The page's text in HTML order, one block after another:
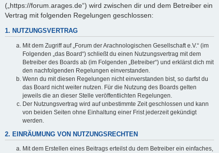
(„https://forum.arages.de“) wird zwischen dir und dem Betreiber ein
Vertrag mit folgenden Regelungen geschlossen:
1. NUTZUNGSVERTRAG
Mit dem Zugriff auf „Forum der Arachnologischen Gesellschaft e.V.“ (im
Folgenden „das Board“) schließt du einen Nutzungsvertrag mit dem
Betreiber des Boards ab (im Folgenden „Betreiber“) und erklärst dich mit
den nachfolgenden Regelungen einverstanden.
Wenn du mit diesen Regelungen nicht einverstanden bist, so darfst du
das Board nicht weiter nutzen. Für die Nutzung des Boards gelten
jeweils die an dieser Stelle veröffentlichten Regelungen.
Der Nutzungsvertrag wird auf unbestimmte Zeit geschlossen und kann
von beiden Seiten ohne Einhaltung einer Frist jederzeit gekündigt
werden.
2. EINRÄUMUNG VON NUTZUNGSRECHTEN
Mit dem Erstellen eines Beitrags erteilst du dem Betreiber ein einfaches,